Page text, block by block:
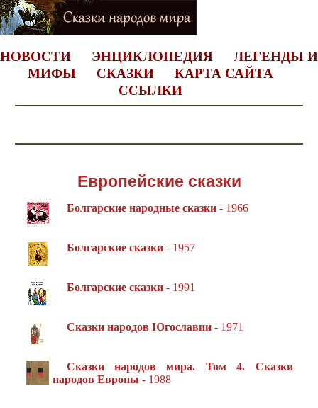
НОВОСТИ ЭНЦИКЛОПЕДИЯ
ЛЕГЕНДЫ И
МИФЫ
СКАЗКИ
КАРТА САЙТА
ССЫЛКИ
Европейские сказки
Болгарские народные сказки- 1966
Болгарские сказки- 1957
Болгарские сказки- 1991
Сказки народов Югославии- 1971
Сказки народов мира. Том 4. Сказки
народов Европы - 1988